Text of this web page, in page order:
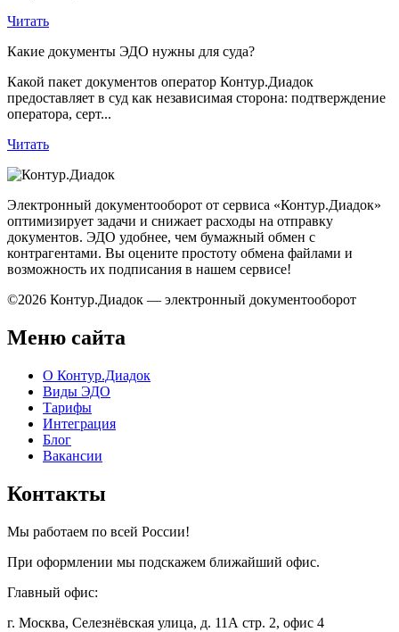
Читать
Какие документы ЭДО нужны для суда?
Какой пакет документов оператор Контур.Диадок
предоставляет в суд как независимая сторона: подтверждение
оператора, серт...
Читать
Электронный документооборот от сервиса «Контур.Диадок»
оптимизирует задачи и снижает расходы на отправку
документов. ЭДО удобнее, чем бумажный обмен с
контрагентами. Вы оцените простоту обмена файлами и
возможность их подписания в нашем сервисе!
©2026 Контур.Диадок — электронный документооборот
Меню сайта
О Контур.Диадок
Виды ЭДО
Тарифы
Интеграция
Блог
Вакансии
Контакты
Мы работаем по всей России!
При оформлении мы подскажем ближайший офис.
Главный офис:
г. Москва, Селезнёвская улица, д. 11А стр. 2, офис 4